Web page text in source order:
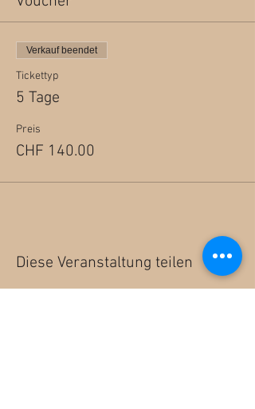
Verkauf beendet
Tickettyp
5 Tage
Preis
CHF 140.00
Diese Veranstaltung teilen